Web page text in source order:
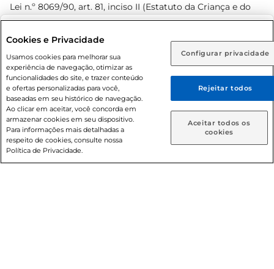
Rio de Janeiro (RJ) Goiás (GO)
Ou
Caso queira comprar online, informe como deseja receber
suas compras:
Entrega em casa Retire em Loja
Lei n.º 8069/90, art. 81, inciso II (Estatuto da Criança e do
Adolescente). Preços e condições exclusivos para o
prévio. O valor mínimo para as compras on-line é de R$
80,00.
© 2026 Copyright. Todos os direitos
reservados Prezunic.
Cookies e Privacidade
Usamos cookies para melhorar sua
experiência de navegação, otimizar as
funcionalidades do site, e trazer conteúdo
e ofertas personalizadas para você,
baseadas em seu histórico de navegação.
Ao clicar em aceitar, você concorda em
armazenar cookies em seu dispositivo.
Para informações mais detalhadas a
respeito de cookies, consulte nossa
Política de Privacidade.
Configurar privacidade
Rejeitar todos
Aceitar todos os
cookies